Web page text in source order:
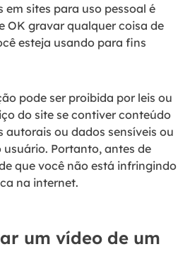
sites para uso pessoal é
OK gravar qualquer coisa de
esteja usando para fins
pode ser proibida por leis ou
do site se contiver conteúdo
autorais ou dados sensíveis ou
Portanto, antes de
que você não está infringindo
na internet.
um vídeo de um